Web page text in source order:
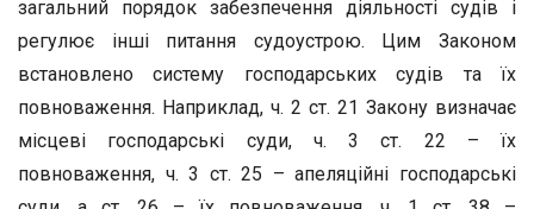
загальний порядок забезпечення діяльності судів і
регулює інші питання судоустрою. Цим Законом
встановлено систему господарських судів та їх
повноваження. Наприклад, ч. 2 ст. 21 Закону визначає
місцеві господарські суди, ч. 3 ст. 22 – їх
повноваження, ч. 3 ст. 25 – апеляційні господарські